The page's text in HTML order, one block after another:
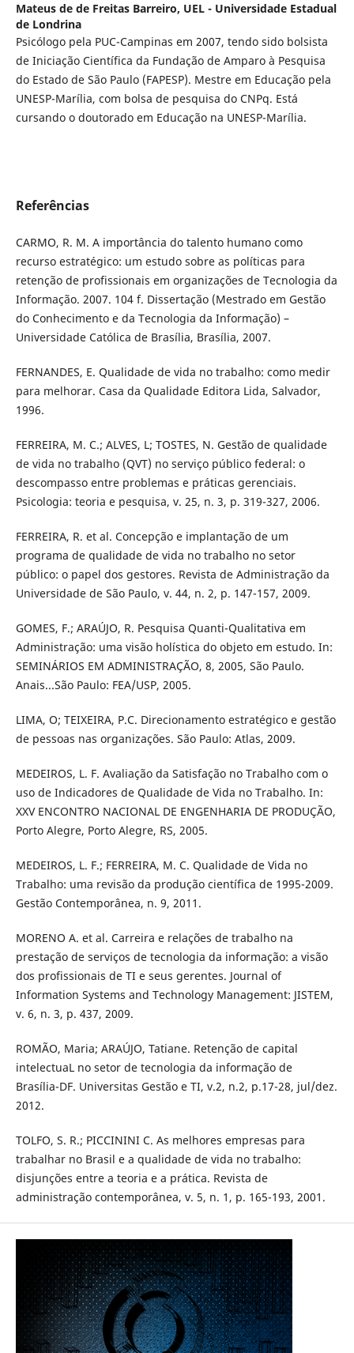
Mateus de de Freitas Barreiro, UEL - Universidade Estadual
de Londrina
Psicólogo pela PUC-Campinas em 2007, tendo sido bolsista
de Iniciação Científica da Fundação de Amparo à Pesquisa
do Estado de São Paulo (FAPESP). Mestre em Educação pela
UNESP-Marília, com bolsa de pesquisa do CNPq. Está
cursando o doutorado em Educação na UNESP-Marília.
Referências
CARMO, R. M. A importância do talento humano como
recurso estratégico: um estudo sobre as políticas para
retenção de profissionais em organizações de Tecnologia da
Informação. 2007. 104 f. Dissertação (Mestrado em Gestão
do Conhecimento e da Tecnologia da Informação) –
Universidade Católica de Brasília, Brasília, 2007.
FERNANDES, E. Qualidade de vida no trabalho: como medir
para melhorar. Casa da Qualidade Editora Lida, Salvador,
1996.
FERREIRA, M. C.; ALVES, L; TOSTES, N. Gestão de qualidade
de vida no trabalho (QVT) no serviço público federal: o
descompasso entre problemas e práticas gerenciais.
Psicologia: teoria e pesquisa, v. 25, n. 3, p. 319-327, 2006.
FERREIRA, R. et al. Concepção e implantação de um
programa de qualidade de vida no trabalho no setor
público: o papel dos gestores. Revista de Administração da
Universidade de São Paulo, v. 44, n. 2, p. 147-157, 2009.
GOMES, F.; ARAÚJO, R. Pesquisa Quanti-Qualitativa em
Administração: uma visão holística do objeto em estudo. In:
SEMINÁRIOS EM ADMINISTRAÇÃO, 8, 2005, São Paulo.
Anais...São Paulo: FEA/USP, 2005.
LIMA, O; TEIXEIRA, P.C. Direcionamento estratégico e gestão
de pessoas nas organizações. São Paulo: Atlas, 2009.
MEDEIROS, L. F. Avaliação da Satisfação no Trabalho com o
uso de Indicadores de Qualidade de Vida no Trabalho. In:
XXV ENCONTRO NACIONAL DE ENGENHARIA DE PRODUÇÃO,
Porto Alegre, Porto Alegre, RS, 2005.
MEDEIROS, L. F.; FERREIRA, M. C. Qualidade de Vida no
Trabalho: uma revisão da produção científica de 1995-2009.
Gestão Contemporânea, n. 9, 2011.
MORENO A. et al. Carreira e relações de trabalho na
prestação de serviços de tecnologia da informação: a visão
dos profissionais de TI e seus gerentes. Journal of
Information Systems and Technology Management: JISTEM,
v. 6, n. 3, p. 437, 2009.
ROMÃO, Maria; ARAÚJO, Tatiane. Retenção de capital
intelectuaL no setor de tecnologia da informação de
Brasília-DF. Universitas Gestão e TI, v.2, n.2, p.17-28, jul/dez.
2012.
TOLFO, S. R.; PICCININI C. As melhores empresas para
trabalhar no Brasil e a qualidade de vida no trabalho:
disjunções entre a teoria e a prática. Revista de
administração contemporânea, v. 5, n. 1, p. 165-193, 2001.